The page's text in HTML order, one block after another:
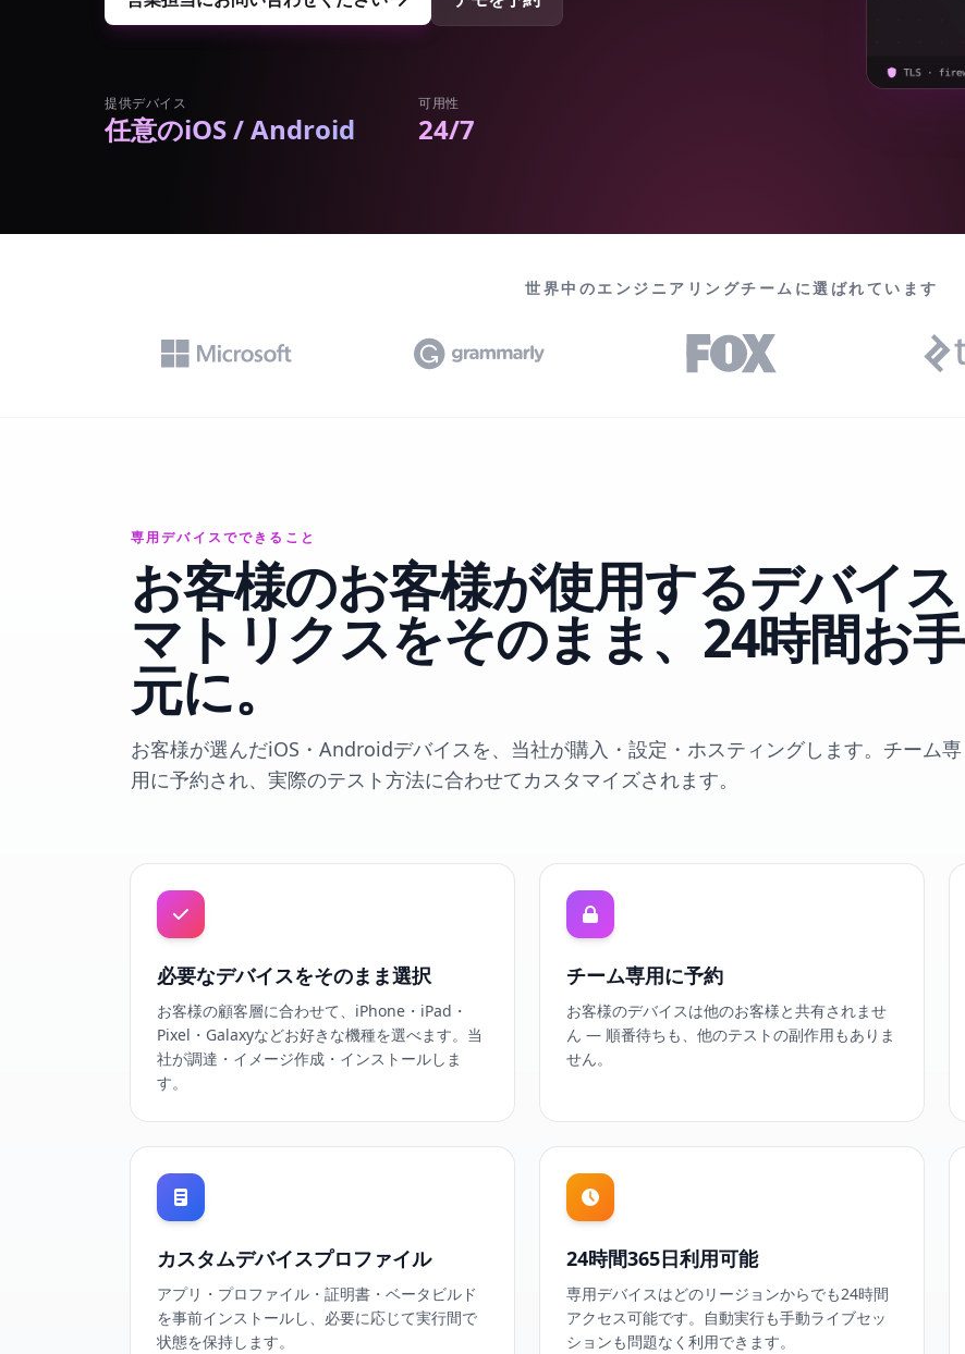
提供デバイス
任意のiOS / Android
可用性
24/7
世界中のエンジニアリングチームに選ばれています
専用デバイスでできること
お客様のお客様が使用するデバイス
マトリクスをそのまま、24時間お手
元に。
お客様が選んだiOS・Androidデバイスを、当社が購入・設定・ホスティングします。チーム専
用に予約され、実際のテスト方法に合わせてカスタマイズされます。
必要なデバイスをそのまま選択
お客様の顧客層に合わせて、iPhone・iPad・
Pixel・Galaxyなどお好きな機種を選べます。当
社が調達・イメージ作成・インストールしま
す。
チーム専用に予約
お客様のデバイスは他のお客様と共有されませ
ん — 順番待ちも、他のテストの副作用もありま
せん。
カスタムデバイスプロファイル
アプリ・プロファイル・証明書・ベータビルド
を事前インストールし、必要に応じて実行間で
状態を保持します。
24時間365日利用可能
専用デバイスはどのリージョンからでも24時間
アクセス可能です。自動実行も手動ライブセッ
ションも問題なく利用できます。